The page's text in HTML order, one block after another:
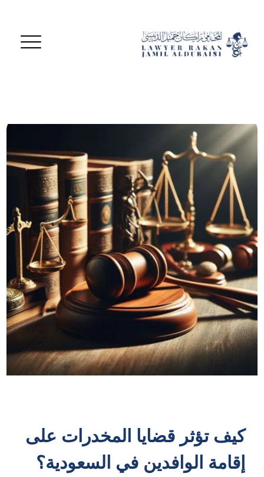
كيف تؤثر قضايا المخدرات على
إقامة الوافدين في السعودية؟